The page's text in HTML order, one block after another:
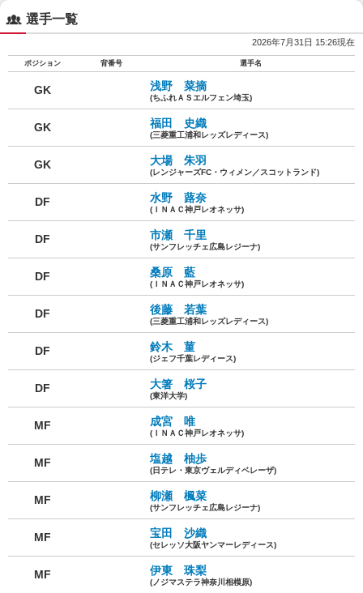
選手一覧
2026年7月31日 15:26現在
ポジション 背番号 選手名
GK 浅野 菜摘
(ちふれＡＳエルフェン埼玉)
GK 福田 史織
(三菱重工浦和レッズレディース)
GK 大場 朱羽
(レンジャーズFC・ウィメン／スコットランド)
DF 水野 蕗奈
(ＩＮＡＣ神戸レオネッサ)
DF 市瀬 千里
(サンフレッチェ広島レジーナ)
DF 桑原 藍
(ＩＮＡＣ神戸レオネッサ)
DF 後藤 若葉
(三菱重工浦和レッズレディース)
DF 鈴木 菫
(ジェフ千葉レディース)
DF 大箸 桜子
(東洋大学)
MF 成宮 唯
(ＩＮＡＣ神戸レオネッサ)
MF 塩越 柚歩
(日テレ・東京ヴェルディベレーザ)
MF 柳瀬 楓菜
(サンフレッチェ広島レジーナ)
MF 宝田 沙織
(セレッソ大阪ヤンマーレディース)
MF 伊東 珠梨
(ノジマステラ神奈川相模原)